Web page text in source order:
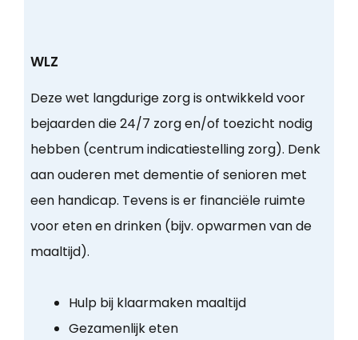
WLZ
Deze wet langdurige zorg is ontwikkeld voor
bejaarden die 24/7 zorg en/of toezicht nodig
hebben (centrum indicatiestelling zorg). Denk
aan ouderen met dementie of senioren met
een handicap. Tevens is er financiële ruimte
voor eten en drinken (bijv. opwarmen van de
maaltijd).
Hulp bij klaarmaken maaltijd
Gezamenlijk eten